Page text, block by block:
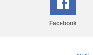
Facebook